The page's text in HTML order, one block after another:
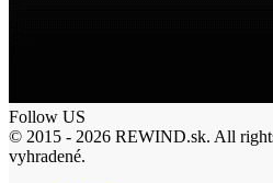
Follow US
© 2015 - 2026 REWIND.sk. All
vyhradené.